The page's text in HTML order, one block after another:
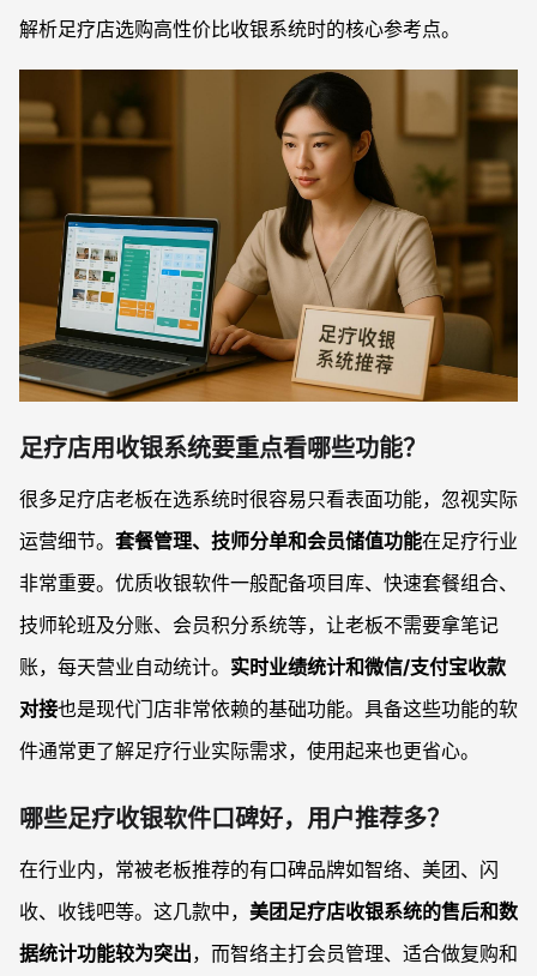
解析足疗店选购高性价比收银系统时的核心参考点。
足疗店用收银系统要重点看哪些功能？
很多足疗店老板在选系统时很容易只看表面功能，忽视实际
运营细节。 套餐管理、技师分单和会员储值功能在足疗行业
非常重要。优质收银软件一般配备项目库、快速套餐组合、
技师轮班及分账、会员积分系统等，让老板不需要拿笔记
账，每天营业自动统计。 实时业绩统计和微信/支付宝收款
对接也是现代门店非常依赖的基础功能。具备这些功能的软
件通常更了解足疗行业实际需求，使用起来也更省心。
哪些足疗收银软件口碑好，用户推荐多？
在行业内，常被老板推荐的有口碑品牌如智络、美团、闪
收、收钱吧等。这几款中， 美团足疗店收银系统的售后和数
据统计功能较为突出，而智络主打会员管理、适合做复购和